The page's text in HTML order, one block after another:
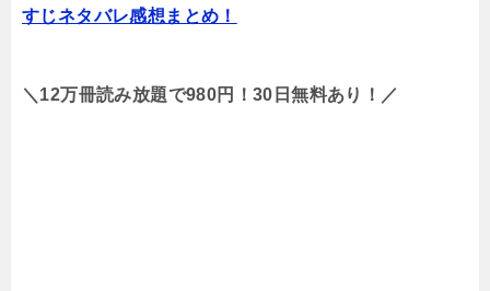
すじネタバレ感想まとめ！
＼12万冊読み放題で980円！30日無料あり！／